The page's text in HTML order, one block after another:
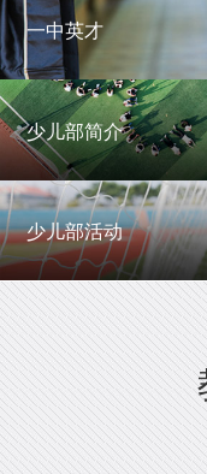
一中英才
一中英才
少儿部简介
少儿部简介
少儿部活动
少儿部活动